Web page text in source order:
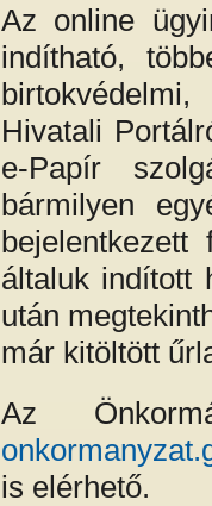
Az online
indítható,
Hivatali
e-Papír
bármilyen
általuk indított
után
már kitöltött
Az
is elérhető.